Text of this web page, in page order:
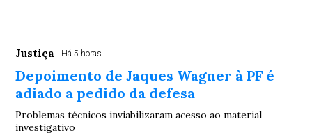
Justiça Há 5 horas
Depoimento de Jaques Wagner à PF é
adiado a pedido da defesa
Problemas técnicos inviabilizaram acesso ao material
investigativo